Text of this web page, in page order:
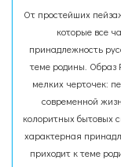
От простейших
которые все
принадлежность
теме родины. Образ
мелких черточек:
современной
колоритных бытовых
характерная
приходит к теме